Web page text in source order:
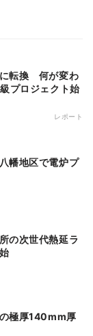
に転換 何が変わ
プロジェクト始
レポート
幡地区で電炉プ
の次世代熱延ラ
極厚140mm厚